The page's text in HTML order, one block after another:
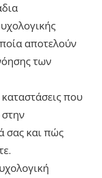
αποτελούν
των
που
σας και πώς